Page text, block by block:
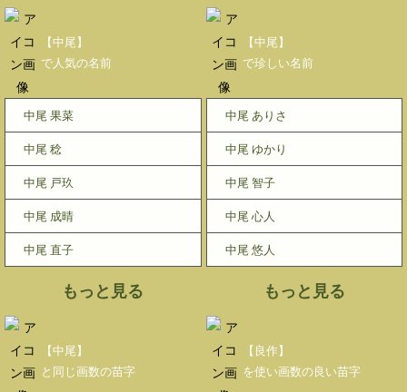
【中尾】
で人気の名前
中尾 果菜
中尾 稔
中尾 戸玖
中尾 成晴
中尾 直子
もっと見る
【中尾】
で珍しい名前
中尾 ありさ
中尾 ゆかり
中尾 智子
中尾 心人
中尾 悠人
もっと見る
【中尾】
と同じ画数の苗字
【良作】
を使い画数の良い苗字